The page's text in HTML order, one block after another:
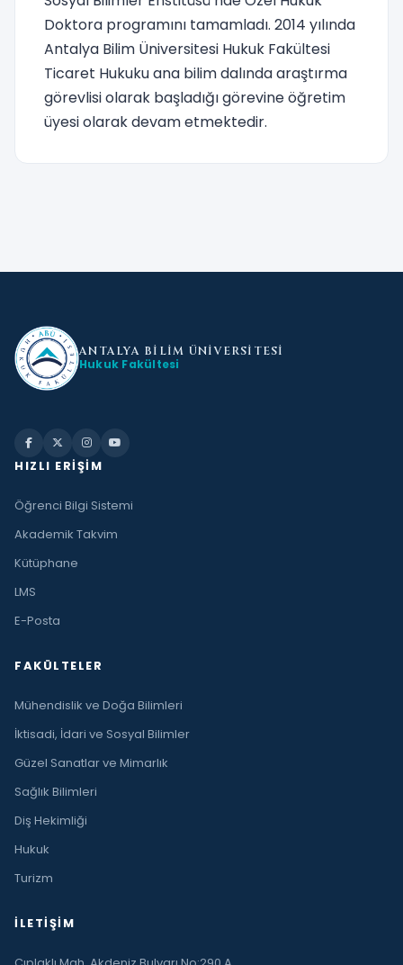
Doktora programını tamamladı. 2014 yılında
Antalya Bilim Üniversitesi Hukuk Fakültesi
Ticaret Hukuku ana bilim dalında araştırma
görevlisi olarak başladığı görevine öğretim
üyesi olarak devam etmektedir.
ANTALYA BİLİM ÜNİVERSİTESİ
Hukuk Fakültesi
HIZLI ERIŞIM
Öğrenci Bilgi Sistemi
Akademik Takvim
Kütüphane
LMS
E-Posta
FAKÜLTELER
Mühendislik ve Doğa Bilimleri
İktisadi, İdari ve Sosyal Bilimler
Güzel Sanatlar ve Mimarlık
Sağlık Bilimleri
Diş Hekimliği
Hukuk
Turizm
İLETIŞIM